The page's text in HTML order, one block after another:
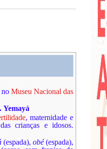
no Museu Nacional das
. Yemayá
, maternidade e
crianças e idosos.
(espada), obé(espada),